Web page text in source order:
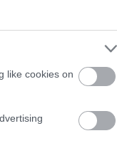
like cookies on